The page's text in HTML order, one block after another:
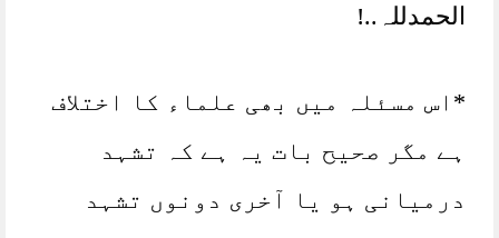
الحمدللہ..!
*اس مسئلہ میں بھی علماء کا اختلاف
ہے مگر صحیح بات یہ ہے کہ تشہد
درمیانی ہو یا آخری دونوں تشہد